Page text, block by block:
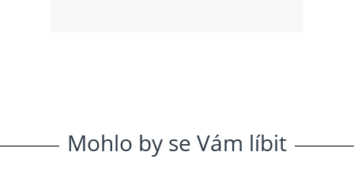
Mohlo by se Vám líbit